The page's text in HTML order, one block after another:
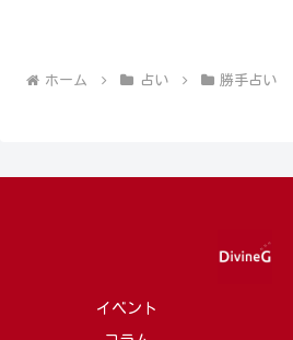
ホーム 占い 勝手占い
イベント